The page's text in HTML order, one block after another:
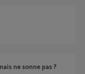
ne sonne pas ?